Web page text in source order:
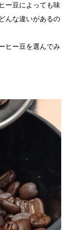
ー豆によっても味
んな違いがあるの
ヒー豆を選んでみ